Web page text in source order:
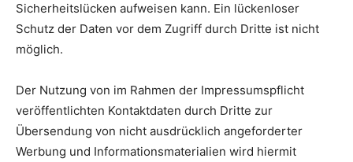
Sicherheitslücken aufweisen kann. Ein lückenloser
Schutz der Daten vor dem Zugriff durch Dritte ist nicht
möglich.
Der Nutzung von im Rahmen der Impressumspflicht
veröffentlichten Kontaktdaten durch Dritte zur
Übersendung von nicht ausdrücklich angeforderter
Werbung und Informationsmaterialien wird hiermit